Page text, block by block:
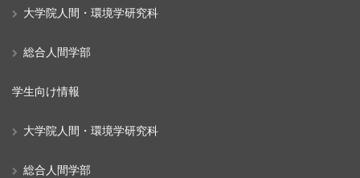
大学院人間・環境学研究科
総合人間学部
学生向け情報
大学院人間・環境学研究科
総合人間学部